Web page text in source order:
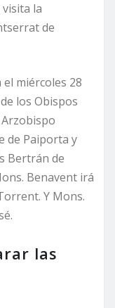
la
de
miércoles 28
los Obispos
de Paiporta y
Bertrán de
Benavent irá
Y Mons.
las